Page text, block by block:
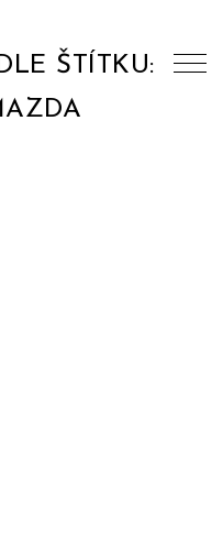
ŠTÍTKU: